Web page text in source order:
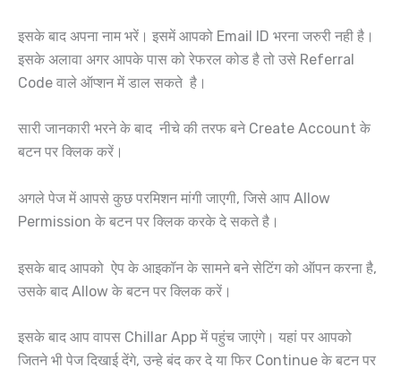
इसके बाद अपना नाम भरें। इसमें आपको Email ID भरना जरुरी नही है।
इसके अलावा अगर आपके पास को रेफरल कोड है तो उसे Referral
Code वाले ऑप्शन में डाल सकते है।
सारी जानकारी भरने के बाद नीचे की तरफ बने Create Account के
बटन पर क्लिक करें।
अगले पेज में आपसे कुछ परमिशन मांगी जाएगी, जिसे आप Allow
Permission के बटन पर क्लिक करके दे सकते है।
इसके बाद आपको ऐप के आइकॉन के सामने बने सेटिंग को ऑपन करना है,
उसके बाद Allow के बटन पर क्लिक करें।
इसके बाद आप वापस Chillar App में पहुंच जाएंगे। यहां पर आपको
जितने भी पेज दिखाई देंगे, उन्हे बंद कर दे या फिर Continue के बटन पर